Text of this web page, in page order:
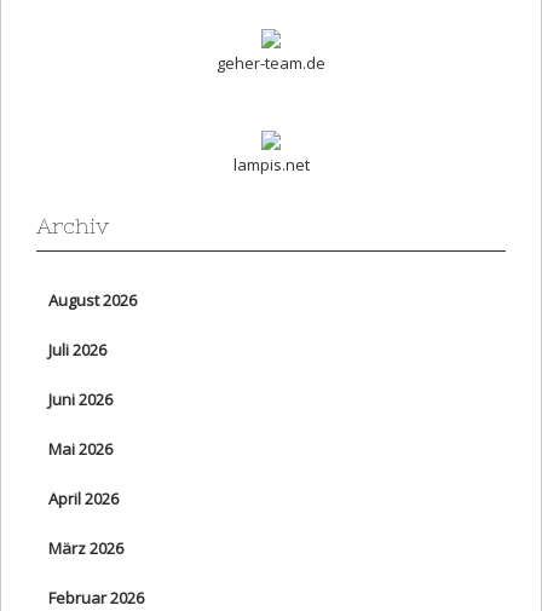
geher-team.de
lampis.net
Archiv
August 2026
Juli 2026
Juni 2026
Mai 2026
April 2026
März 2026
Februar 2026